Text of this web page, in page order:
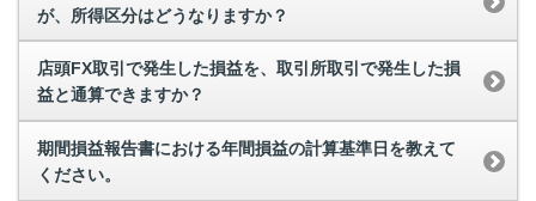
が、所得区分はどうなりますか？
店頭FX取引で発生した損益を、取引所取引で発生した損
益と通算できますか？
期間損益報告書における年間損益の計算基準日を教えて
ください。